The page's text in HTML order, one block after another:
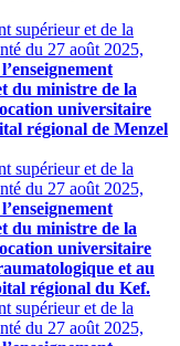
supérieur et de la
du 27 août 2025,
du ministre de la
universitaire
régional de Menzel
supérieur et de la
du 27 août 2025,
du ministre de la
universitaire
et au
régional du Kef.
supérieur et de la
du 27 août 2025,